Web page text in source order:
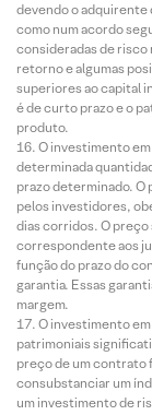
devendo o adquirente
como num acordo
consideradas de
retorno e algumas
superiores ao capital
é de curto prazo e o
produto.
O investimento
determinada
prazo determinado. O
pelos investidores,
dias corridos. O preço
correspondente aos
função do prazo do
garantia. Essas
margem.
O investimento
patrimoniais
preço de um
consubstanciar um
um investimento de